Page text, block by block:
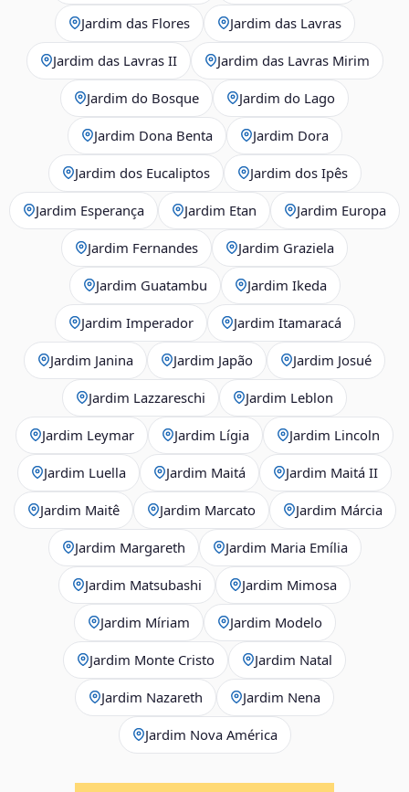
Jardim das Flores Jardim das Lavras
Jardim das Lavras II Jardim das Lavras Mirim
Jardim do Bosque Jardim do Lago
Jardim Dona Benta Jardim Dora
Jardim dos Eucaliptos Jardim dos Ipês
Jardim Esperança Jardim Etan Jardim Europa
Jardim Fernandes Jardim Graziela
Jardim Guatambu Jardim Ikeda
Jardim Imperador Jardim Itamaracá
Jardim Janina Jardim Japão Jardim Josué
Jardim Lazzareschi Jardim Leblon
Jardim Leymar Jardim Lígia Jardim Lincoln
Jardim Luella Jardim Maitá Jardim Maitá II
Jardim Maitê Jardim Marcato Jardim Márcia
Jardim Margareth Jardim Maria Emília
Jardim Matsubashi Jardim Mimosa
Jardim Míriam Jardim Modelo
Jardim Monte Cristo Jardim Natal
Jardim Nazareth Jardim Nena
Jardim Nova América